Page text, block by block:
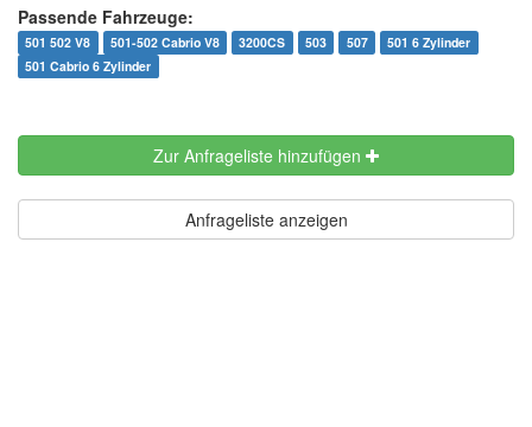
Passende Fahrzeuge:
501 502 V8 501-502 Cabrio V8 3200CS 503 507
501 6 Zylinder
501 Cabrio 6 Zylinder
Zur Anfrageliste hinzufügen
Anfrageliste anzeigen